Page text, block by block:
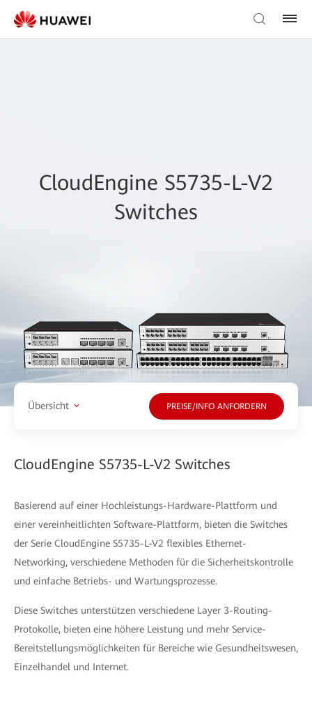
CloudEngine S5735-L-V2
Switches
Übersicht PREISE/INFO ANFORDERN
CloudEngine S5735-L-V2 Switches
Basierend auf einer Hochleistungs-Hardware-Plattform und
einer vereinheitlichten Software-Plattform, bieten die Switches
der Serie CloudEngine S5735-L-V2 flexibles Ethernet-
Networking, verschiedene Methoden für die Sicherheitskontrolle
und einfache Betriebs- und Wartungsprozesse.
Diese Switches unterstützen verschiedene Layer 3-Routing-
Protokolle, bieten eine höhere Leistung und mehr Service-
Bereitstellungsmöglichkeiten für Bereiche wie Gesundheitswesen,
Einzelhandel und Internet.